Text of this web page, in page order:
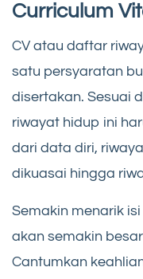
Curriculum
CV atau daftar
satu persyaratan
disertakan. Sesuai
riwayat hidup ini
dari data diri,
dikuasai hingga
Semakin menarik
akan semakin
Cantumkan